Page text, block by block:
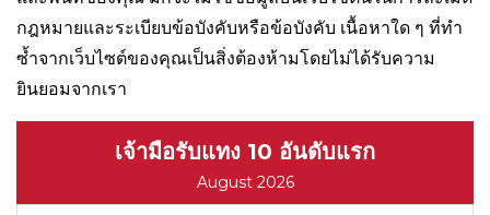
กฎหมายและระเบียบข้อบังคับหรือข้อบังคับ เนื้อหาใด ๆ ที่ทำ
ซ้ำจากเว็บไซต์ของคุณเป็นสิ่งต้องห้ามโดยไม่ได้รับความ
ยินยอมจากเรา
เจ้ามือรับแทง 10 อันดับแรก
August 2026